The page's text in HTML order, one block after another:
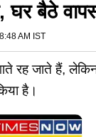
बैठे
AM IST
रह जाते हैं,
है।